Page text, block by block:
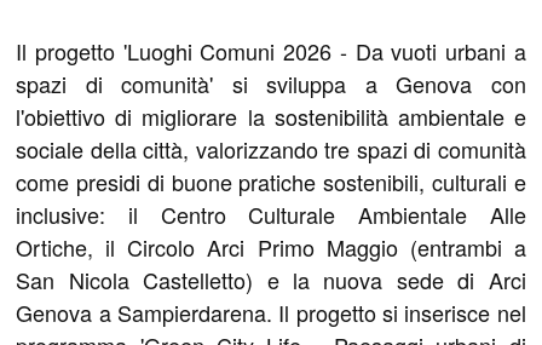
Il progetto 'Luoghi Comuni 2026 - Da vuoti urbani a
spazi di comunità' si sviluppa a Genova con
l'obiettivo di migliorare la sostenibilità ambientale e
sociale della città, valorizzando tre spazi di comunità
come presidi di buone pratiche sostenibili, culturali e
inclusive: il Centro Culturale Ambientale Alle
Ortiche, il Circolo Arci Primo Maggio (entrambi a
San Nicola Castelletto) e la nuova sede di Arci
Genova a Sampierdarena. Il progetto si inserisce nel